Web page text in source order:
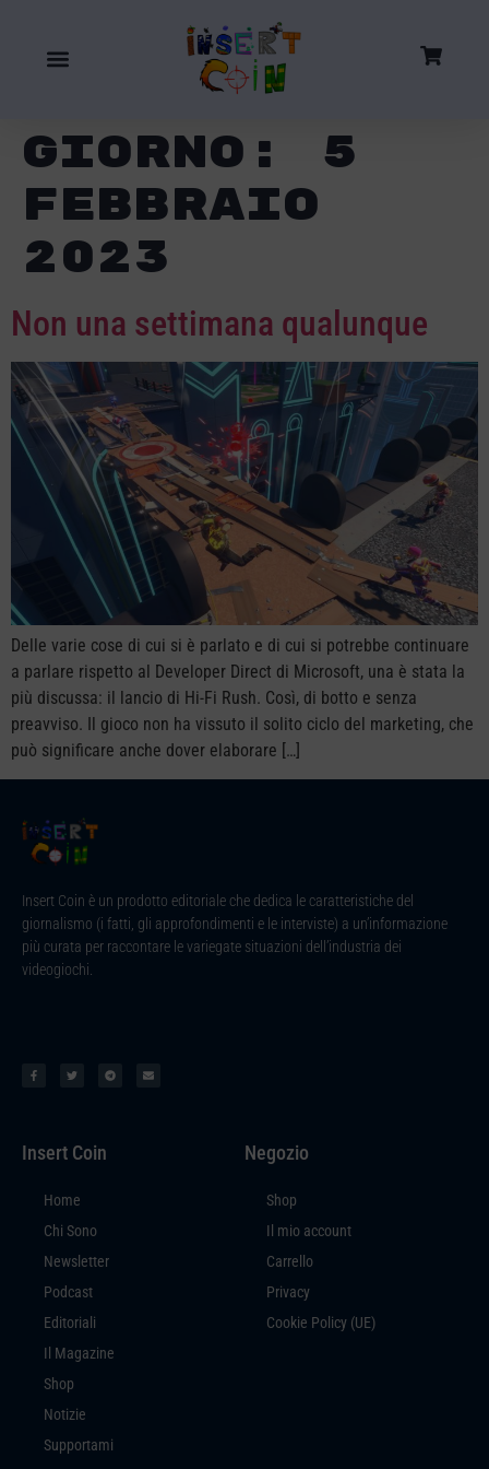
Giorno: 5
Febbraio
2023
Non una settimana qualunque
Delle varie cose di cui si è parlato e di cui si potrebbe continuare
a parlare rispetto al Developer Direct di Microsoft, una è stata la
più discussa: il lancio di Hi-Fi Rush. Così, di botto e senza
preavviso. Il gioco non ha vissuto il solito ciclo del marketing, che
può significare anche dover elaborare […]
Insert Coin è un prodotto editoriale che dedica le caratteristiche del
giornalismo (i fatti, gli approfondimenti e le interviste) a un’informazione
più curata per raccontare le variegate situazioni dell’industria dei
videogiochi.
Insert Coin
Home
Chi Sono
Newsletter
Podcast
Editoriali
Il Magazine
Shop
Notizie
Supportami
Negozio
Shop
Il mio account
Carrello
Privacy
Cookie Policy (UE)